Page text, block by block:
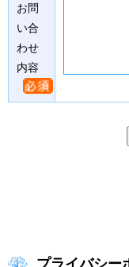
お問
い合
わせ
内容
プライバシー